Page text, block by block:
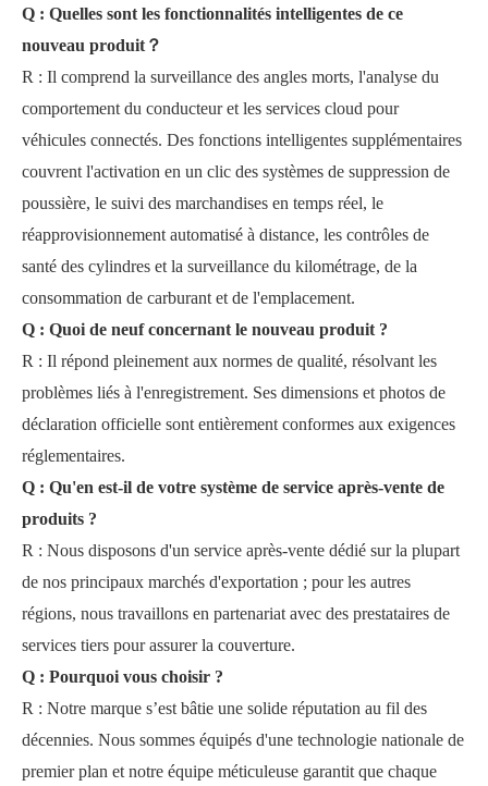
Q : Quelles sont les fonctionnalités intelligentes de ce
nouveau produit ？
R : Il comprend la surveillance des angles morts, l'analyse du
comportement du conducteur et les services cloud pour
véhicules connectés. Des fonctions intelligentes supplémentaires
couvrent l'activation en un clic des systèmes de suppression de
poussière, le suivi des marchandises en temps réel, le
réapprovisionnement automatisé à distance, les contrôles de
santé des cylindres et la surveillance du kilométrage, de la
consommation de carburant et de l'emplacement.
Q : Quoi de neuf concernant le nouveau produit ?
R : Il répond pleinement aux normes de qualité, résolvant les
problèmes liés à l'enregistrement. Ses dimensions et photos de
déclaration officielle sont entièrement conformes aux exigences
réglementaires.
Q : Qu'en est-il de votre système de service après-vente de
produits ?
R : Nous disposons d'un service après-vente dédié sur la plupart
de nos principaux marchés d'exportation ; pour les autres
régions, nous travaillons en partenariat avec des prestataires de
services tiers pour assurer la couverture.
Q : Pourquoi vous choisir ?
R : Notre marque s’est bâtie une solide réputation au fil des
décennies. Nous sommes équipés d'une technologie nationale de
premier plan et notre équipe méticuleuse garantit que chaque